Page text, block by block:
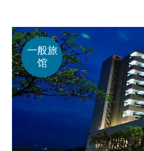
一般旅
馆